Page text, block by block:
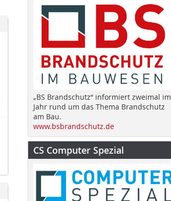
„BS Brandschutz“ informiert zweimal im
Jahr rund um das Thema Brandschutz
am Bau.
www.bsbrandschutz.de
CS Computer Spezial